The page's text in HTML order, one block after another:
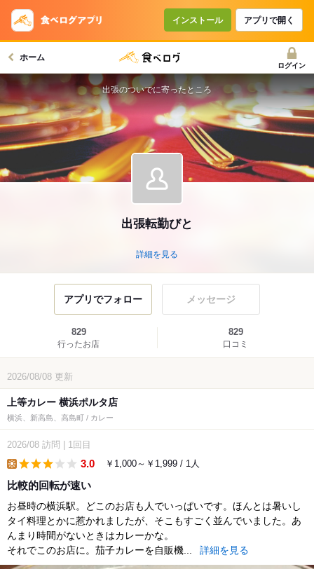
インストール アプリで開く
ホーム
ログイン
出張転勤びと
詳細を見る
出張のついでに寄ったところ
アプリでフォロー メッセージ
829
行ったお店
829
口コミ
2026/08/08 更新
上等カレー 横浜ポルタ店
横浜、新高島、高島町 / カレー
2026/08 訪問 1回目
3.0 ￥1,000～￥1,999 / 1人
比較的回転が速い
お昼時の横浜駅。どこのお店も人でいっぱいです。ほんとは暑いし
タイ料理とかに惹かれましたが、そこもすごく並んでいました。あ
んまり時間がないときはカレーかな。
それでこのお店に。茄子カレーを自販機...
詳細を見る